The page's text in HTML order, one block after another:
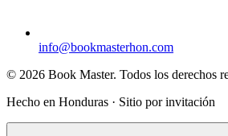
info@bookmasterhon.com
© 2026 Book Master. Todos los derechos
Hecho en Honduras · Sitio por invitación